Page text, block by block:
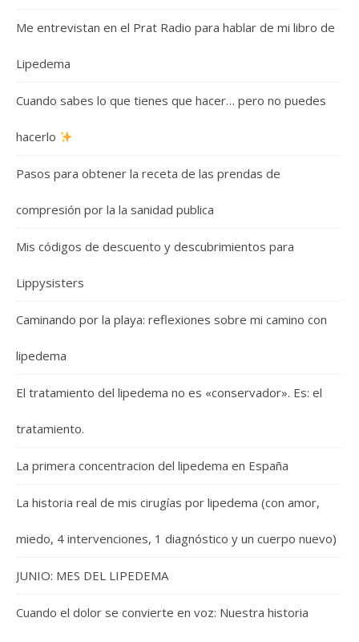
Me entrevistan en el Prat Radio para hablar de mi libro de
Lipedema
Cuando sabes lo que tienes que hacer… pero no puedes
hacerlo
Pasos para obtener la receta de las prendas de
compresión por la la sanidad publica
Mis códigos de descuento y descubrimientos para
Lippysisters
Caminando por la playa: reflexiones sobre mi camino con
lipedema
El tratamiento del lipedema no es «conservador». Es: el
tratamiento.
La primera concentracion del lipedema en España
La historia real de mis cirugías por lipedema (con amor,
miedo, 4 intervenciones, 1 diagnóstico y un cuerpo nuevo)
JUNIO: MES DEL LIPEDEMA
Cuando el dolor se convierte en voz: Nuestra historia